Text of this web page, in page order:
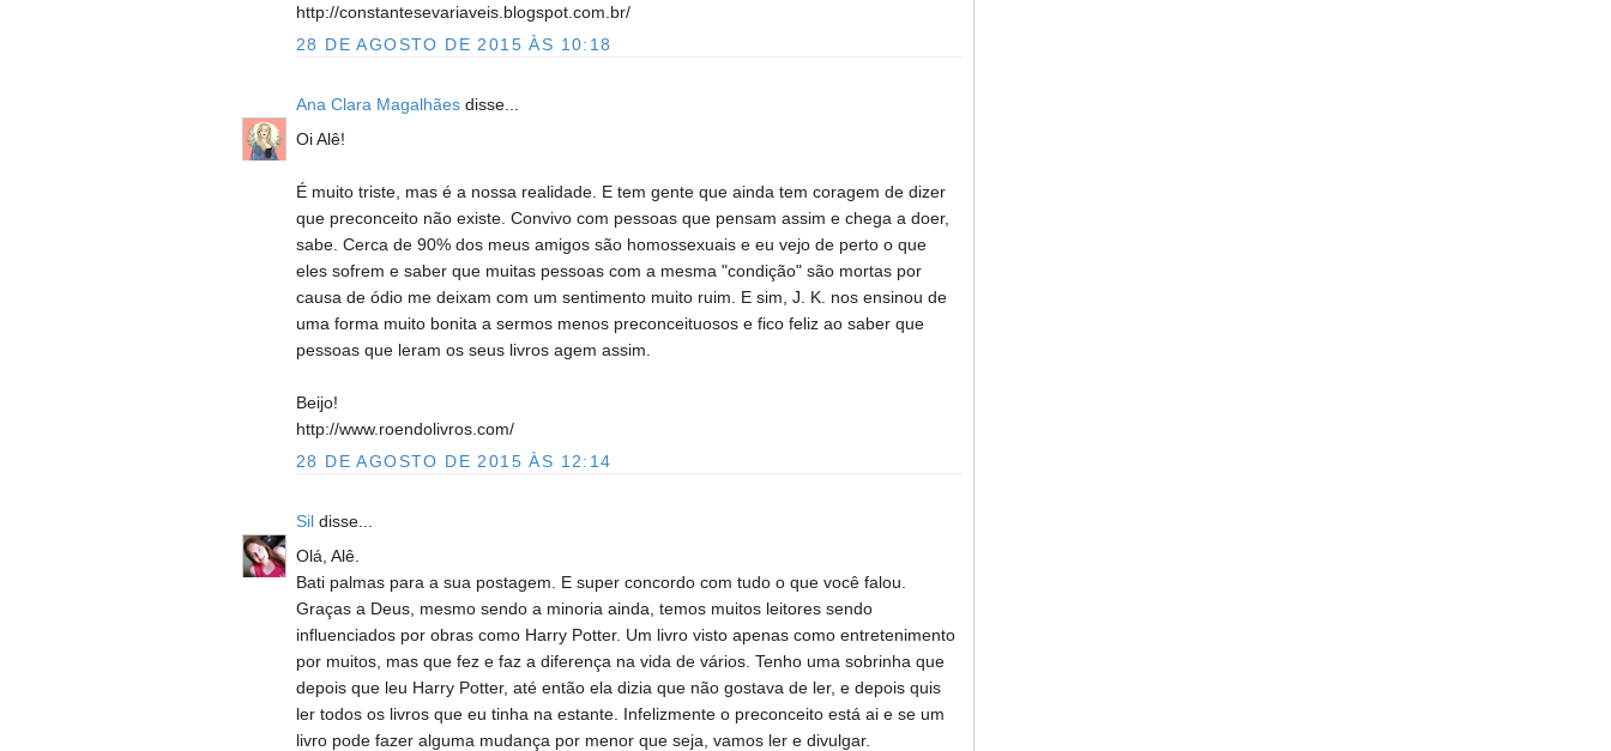
http://constantesevariaveis.blogspot.com.br/
28 DE AGOSTO DE 2015 ÀS 10:18
Ana Clara Magalhães disse...
Oi Alê!
É muito triste, mas é a nossa realidade. E tem gente que ainda tem coragem de dizer
que preconceito não existe. Convivo com pessoas que pensam assim e chega a doer,
sabe. Cerca de 90% dos meus amigos são homossexuais e eu vejo de perto o que
eles sofrem e saber que muitas pessoas com a mesma "condição" são mortas por
causa de ódio me deixam com um sentimento muito ruim. E sim, J. K. nos ensinou de
uma forma muito bonita a sermos menos preconceituosos e fico feliz ao saber que
pessoas que leram os seus livros agem assim.
Beijo!
http://www.roendolivros.com/
28 DE AGOSTO DE 2015 ÀS 12:14
Sil disse...
Olá, Alê.
Bati palmas para a sua postagem. E super concordo com tudo o que você falou.
Graças a Deus, mesmo sendo a minoria ainda, temos muitos leitores sendo
influenciados por obras como Harry Potter. Um livro visto apenas como entretenimento
por muitos, mas que fez e faz a diferença na vida de vários. Tenho uma sobrinha que
depois que leu Harry Potter, até então ela dizia que não gostava de ler, e depois quis
ler todos os livros que eu tinha na estante. Infelizmente o preconceito está ai e se um
livro pode fazer alguma mudança por menor que seja, vamos ler e divulgar.